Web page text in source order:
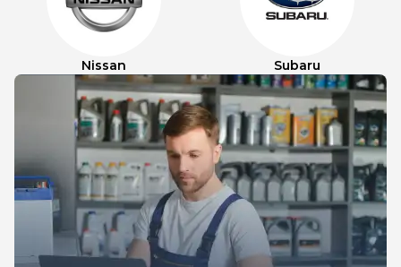
Nissan Subaru